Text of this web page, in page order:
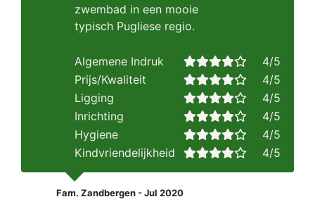
zwembad in een mooie
typisch Pugliese regio.
Algemene Indruk
4/5
Prijs/Kwaliteit
4/5
Ligging
4/5
Inrichting
4/5
Hygiene
4/5
Kindvriendelijkheid
4/5
Fam. Zandbergen - Jul 2020